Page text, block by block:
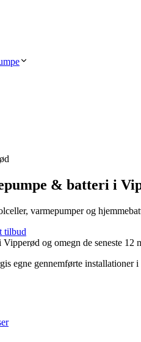
& batteri i
varmepumper og
tilbud
og omegn de seneste 12
egne gennemførte installationer i